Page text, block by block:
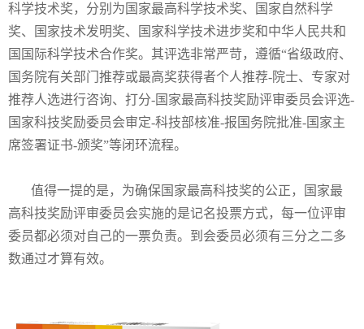
科学技术奖，分别为国家最高科学技术奖、国家自然科学
奖、国家技术发明奖、国家科学技术进步奖和中华人民共和
国国际科学技术合作奖。其评选非常严苛，遵循“省级政府、
国务院有关部门推荐或最高奖获得者个人推荐-院士、专家对
推荐人选进行咨询、打分-国家最高科技奖励评审委员会评选-
国家科技奖励委员会审定-科技部核准-报国务院批准-国家主
席签署证书-颁奖”等闭环流程。
值得一提的是，为确保国家最高科技奖的公正，国家最
高科技奖励评审委员会实施的是记名投票方式，每一位评审
委员都必须对自己的一票负责。到会委员必须有三分之二多
数通过才算有效。